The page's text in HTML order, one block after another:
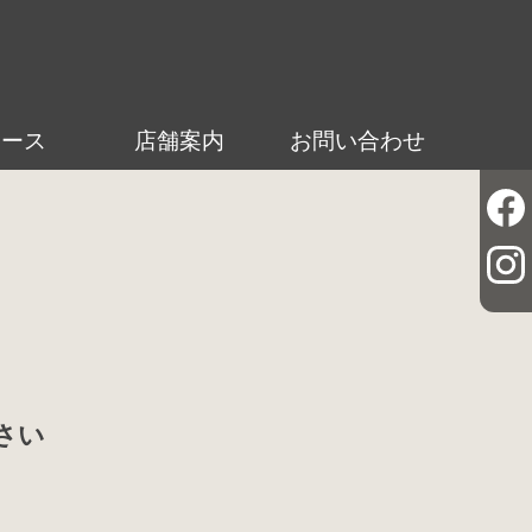
ス 店舗案内 お問い合わせ
い